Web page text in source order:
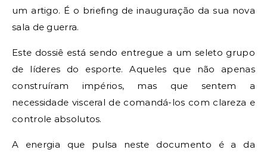
um artigo. É o briefing de inauguração da sua nova
sala de guerra.
Este dossiê está sendo entregue a um seleto grupo
de líderes do esporte. Aqueles que não apenas
construíram impérios, mas que sentem a
necessidade visceral de comandá-los com clareza e
controle absolutos.
A energia que pulsa neste documento é a da